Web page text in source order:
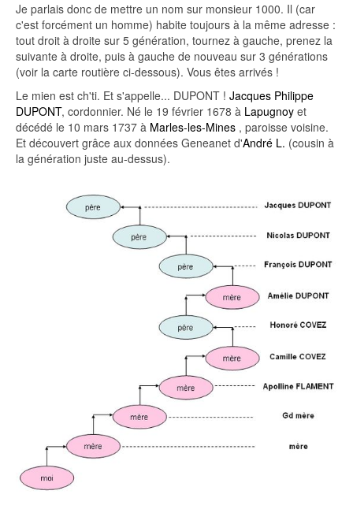
Je parlais donc de mettre un nom sur monsieur 1000. Il (car
c'est forcément un homme) habite toujours à la même adresse :
tout droit à droite sur 5 génération, tournez à gauche, prenez la
suivante à droite, puis à gauche de nouveau sur 3 générations
(voir la carte routière ci-dessous). Vous êtes arrivés !
Le mien est ch'ti. Et s'appelle... DUPONT ! Jacques Philippe
DUPONT, cordonnier. Né le 19 février 1678 à Lapugnoy et
décédé le 10 mars 1737 à Marles-les-Mines , paroisse voisine.
Et découvert grâce aux données Geneanet d'André L. (cousin à
la génération juste au-dessus).